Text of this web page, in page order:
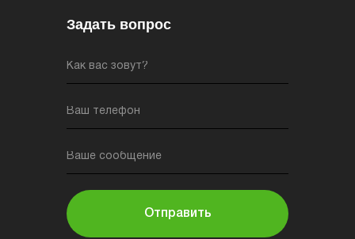
Как вас зовут?
Ваш телефон
Ваше сообщение
Отправить
Задать вопрос